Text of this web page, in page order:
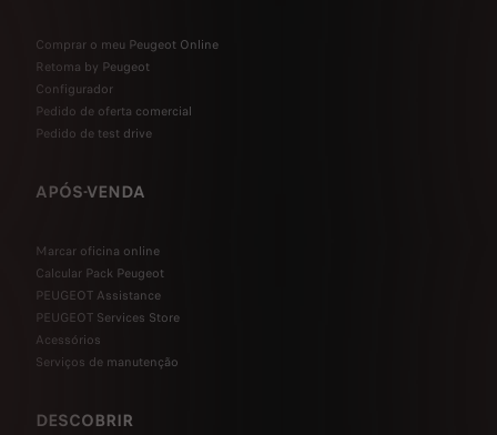
Comprar o meu Peugeot Online
Retoma by Peugeot
Configurador
Pedido de oferta comercial
Pedido de test drive
APÓS-VENDA
Marcar oficina online
Calcular Pack Peugeot
PEUGEOT Assistance
PEUGEOT Services Store
Acessórios
Serviços de manutenção
DESCOBRIR